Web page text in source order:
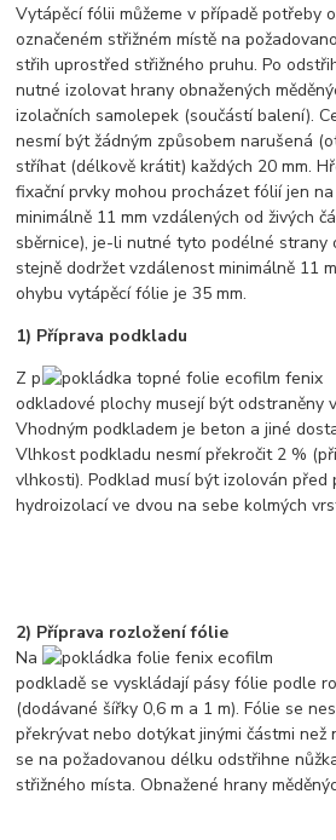
Vytápěcí fólii můžeme v případě potřeby
označeném střižném místě na
střih uprostřed střižného pruhu. Po
nutné izolovat hrany obnažených
izolačních samolepek (součástí balení).
nesmí být žádným způsobem narušená
stříhat (délkově krátit) každých 20 mm.
fixační prvky mohou procházet fólií jen
minimálně 11 mm vzdálených od živých
sběrnice), je-li nutné tyto podélné strany
stejně dodržet vzdálenost minimálně 11
ohybu vytápěcí fólie je 35 mm.
1) Příprava podkladu
Z p
odkladové plochy musejí být odstraněny
Vhodným podkladem je beton a jiné
Vlhkost podkladu nesmí překročit 2 %
vlhkosti). Podklad musí být izolován před
hydroizolací ve dvou na sebe kolmých
2) Příprava rozložení fólie
Na
podkladě se vyskládají pásy fólie podle
(dodávané šířky 0,6 m a 1 m). Fólie se
překrývat nebo dotýkat jinými částmi než
se na požadovanou délku odstřihne
střižného místa. Obnažené hrany